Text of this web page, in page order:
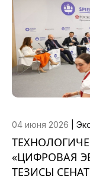
04 июня 2026
«ЦИФРОВАЯ
ТЕЗИСЫ